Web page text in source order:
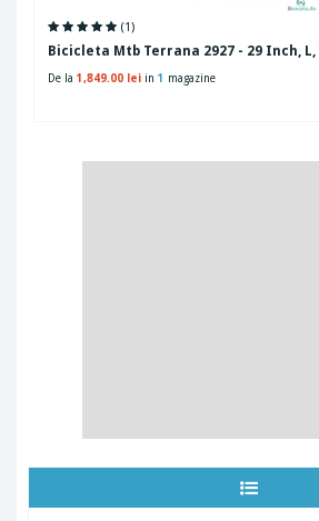
(1)
Bicicleta Mtb Terrana 2927 - 29 Inch, L,
De la 1,849.00 lei in 1 magazine